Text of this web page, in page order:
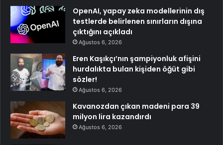
OpenAI, yapay zeka modellerinin dış
testlerde belirlenen sınırların dışına
çıktığını açıkladı
Ağustos 6, 2026
Eren Kaşıkçı’nın şampiyonluk afişini
hurdalıkta bulan kişiden öğüt gibi
sözler!
Ağustos 6, 2026
Kavanozdan çıkan madeni para 39
milyon lira kazandırdı
Ağustos 6, 2026